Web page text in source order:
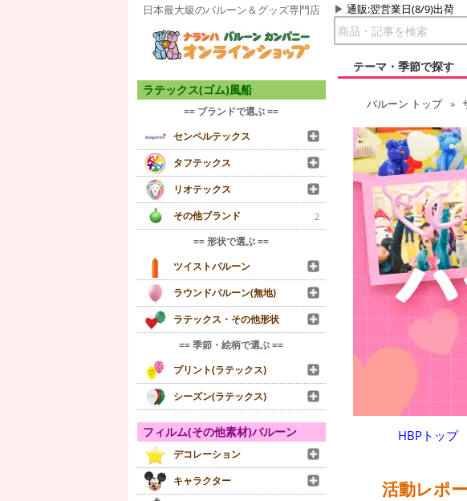
日本最大級のバルーン＆グッズ専門店 通販:翌営業日(8/9)出荷
テーマ・季節で探す
ラテックス(ゴム)風船
== ブランドで選ぶ ==
センペルテックス
タフテックス
リオテックス
その他ブランド
2
== 形状で選ぶ ==
ツイストバルーン
ラウンドバルーン(無地)
ラテックス・その他形状
== 季節・絵柄で選ぶ ==
プリント(ラテックス)
シーズン(ラテックス)
フィルム(その他素材)バルーン
デコレーション
キャラクター
バルーン トップ
HBPトップ
活動レポ